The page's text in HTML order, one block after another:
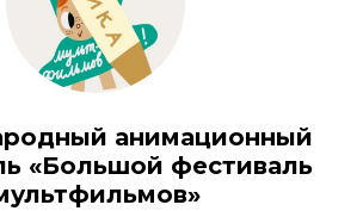
анимационный
«Большой фестиваль